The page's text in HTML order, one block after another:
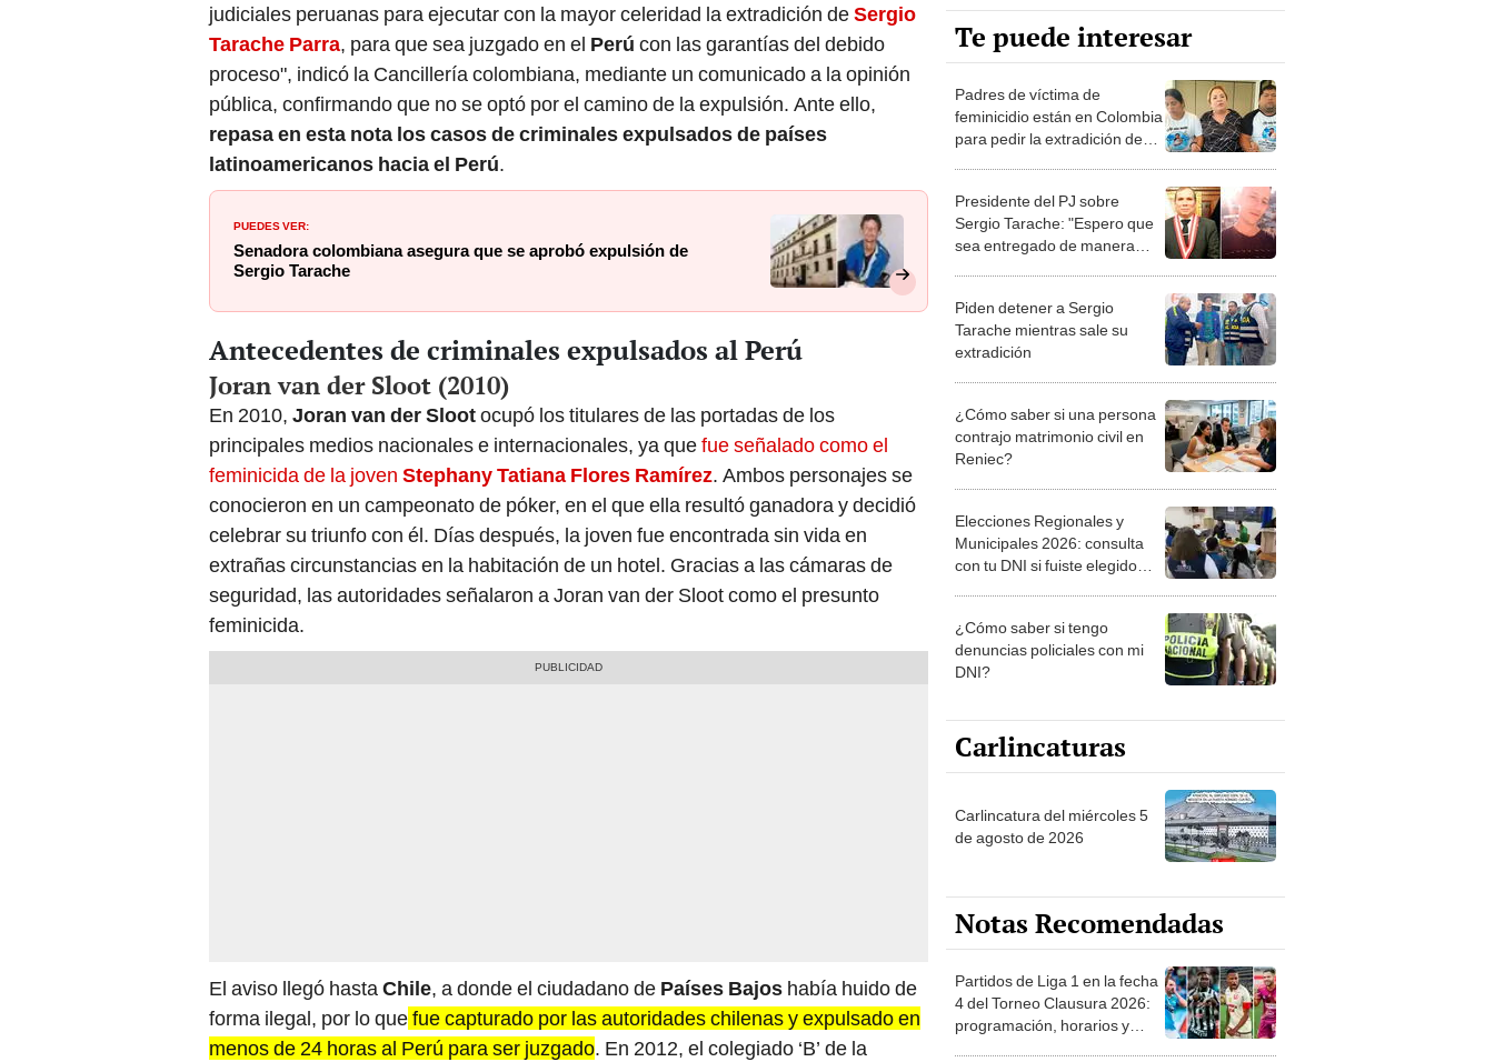
judiciales peruanas para ejecutar con la mayor celeridad la extradición deSergio
Tarache Parra, para que sea juzgado en el Perú con las garantías del debido
proceso", indicó la Cancillería colombiana, mediante un comunicado a la opinión
pública, confirmando que no se optó por el camino de la expulsión. Ante ello,
repasa en esta nota los casos de criminales expulsados de países
latinoamericanos hacia el Perú.
PUEDES VER:
Senadora colombiana asegura que se aprobó expulsión de
Sergio Tarache
Antecedentes de criminales expulsados al Perú
Joran van der Sloot (2010)
En 2010, Joran van der Slootocupó los titulares de las portadas de los
principales medios nacionales e internacionales, ya quefue señalado como el
feminicida de la joven Stephany Tatiana Flores Ramírez. Ambos personajes se
conocieron en un campeonato de póker, en el que ella resultó ganadora y decidió
celebrar su triunfo con él. Días después, la joven fue encontrada sin vida en
extrañas circunstancias en la habitación de un hotel. Gracias a las cámaras de
seguridad, las autoridades señalaron a Joran van der Sloot como el presunto
feminicida.
El aviso llegó hastaChile, a donde el ciudadano de Países Bajos había huido de
forma ilegal, por lo quefue capturado por las autoridades chilenas y expulsado en
menos de 24 horas al Perú para ser juzgado. En 2012, el colegiado ‘B’ de la
Te puede interesar
Padres de víctima de
feminicidio están en Colombia
para pedir la extradición de
Presidente del PJ sobre
Sergio Tarache: "Espero que
sea entregado de manera
Piden detener a Sergio
Tarache mientras sale su
extradición
¿Cómo saber si una persona
contrajo matrimonio civil en
Reniec?
Elecciones Regionales y
Municipales 2026: consulta
con tu DNI si fuiste elegido
la ONPE
¿Cómo saber si tengo
denuncias policiales con mi
DNI?
Carlincaturas
Carlincatura del miércoles 5
de agosto de 2026
Notas Recomendadas
Partidos de Liga 1 en la fecha
4 del Torneo Clausura 2026:
programación, horarios y